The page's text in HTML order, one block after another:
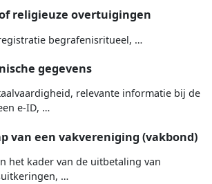
religieuze overtuigingen
begrafenisritueel, …
gegevens
relevante informatie bij de
e-ID, …
van een vakvereniging (vakbond)
het kader van de uitbetaling van
…